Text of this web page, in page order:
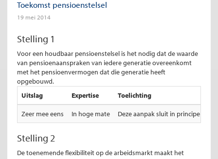
Toekomst pensioenstelsel
19 mei 2014
Stelling 1
Voor een houdbaar pensioenstelsel is het nodig dat de waarde
van pensioenaanspraken van iedere generatie overeenkomt
met het pensioenvermogen dat die generatie heeft
opgebouwd.
Uitslag
Expertise Toelichting
Zeer mee eens In hoge mate Deze aanpak sluit in principe
Stelling 2
De toenemende flexibiliteit op de arbeidsmarkt maakt het